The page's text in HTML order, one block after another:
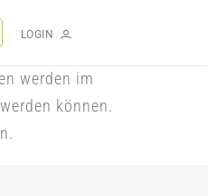
LOGIN
werden im
können.